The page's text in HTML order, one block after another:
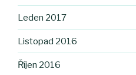
Leden 2017
Listopad 2016
Říjen 2016